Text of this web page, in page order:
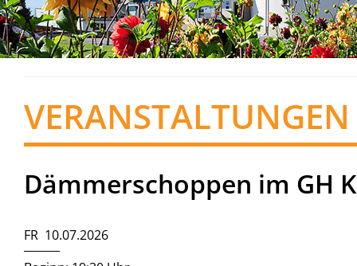
VERANSTALTUNGEN
Dämmerschoppen im GH
FR 10.07.2026